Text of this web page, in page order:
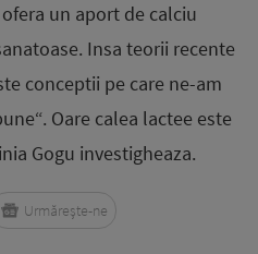
un aport de calciu
Insa teorii recente
conceptii pe care ne-am
Oare calea lactee este
Gogu investigheaza.
Urmărește-ne